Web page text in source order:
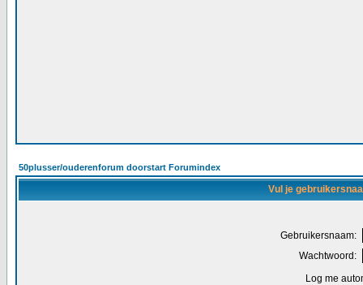
50plusser/ouderenforum doorstart Forumindex
Vul je
Gebruikersnaam:
Wachtwoord:
Log me